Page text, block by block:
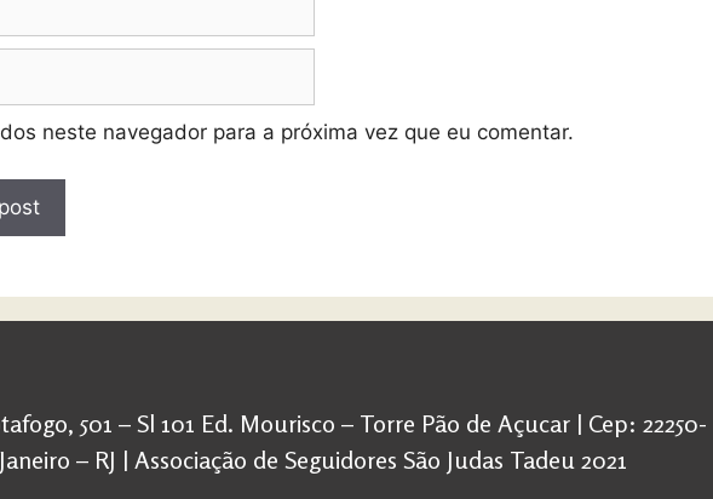
neste navegador para a próxima vez que eu comentar.
501 – Sl 101 Ed. Mourisco – Torre Pão de Açucar | Cep: 22250-
– RJ | Associação de Seguidores São Judas Tadeu 2021